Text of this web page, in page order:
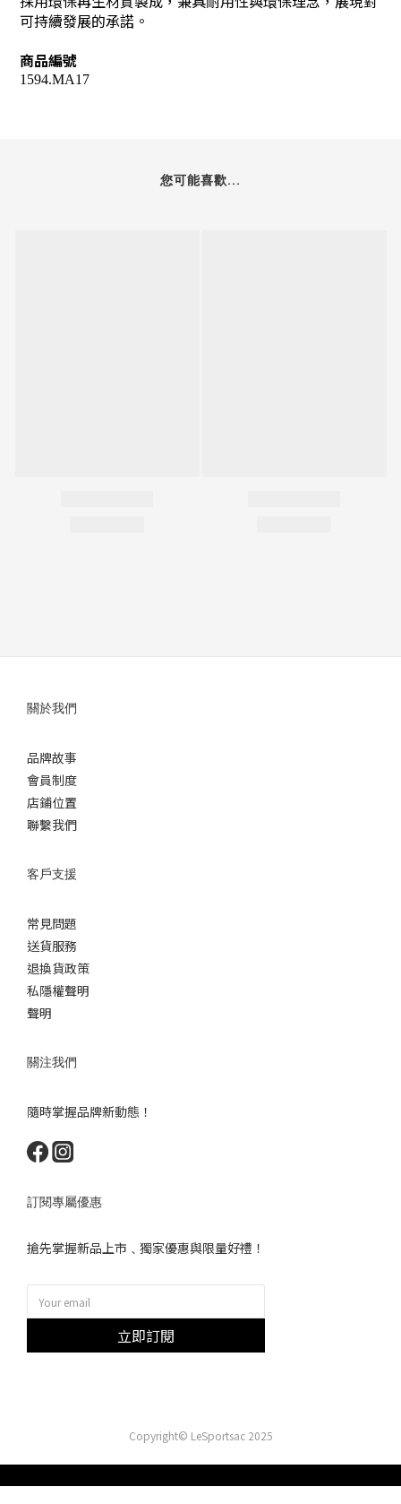
可持續發展的承諾。
商品編號
1594.MA17
您可能喜歡...
關於我們
品牌故事
會員制度
店鋪位置
聯繫我們
客戶支援
常見問題
送貨服務
退換貨政策
私隱權聲明
聲明
關注我們
隨時掌握品牌新動態！
訂閱專屬優惠
搶先掌握新品上市﹑獨家優惠與限量好禮！
立即訂閱
Copyright© LeSportsac 2025